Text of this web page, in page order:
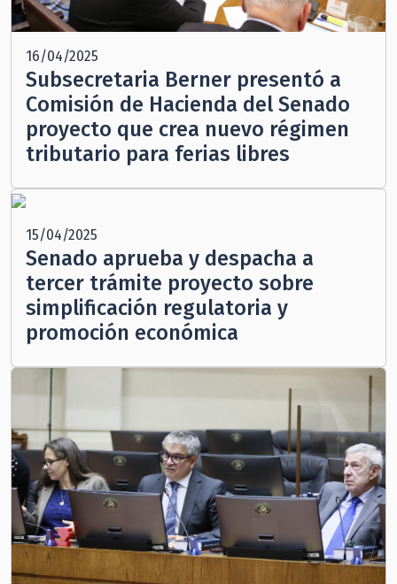
16/04/2025
Subsecretaria Berner presentó a
Comisión de Hacienda del Senado
proyecto que crea nuevo régimen
tributario para ferias libres
15/04/2025
Senado aprueba y despacha a
tercer trámite proyecto sobre
simplificación regulatoria y
promoción económica